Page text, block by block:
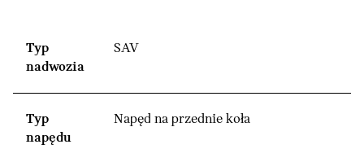
Typ
nadwozia
SAV
Typ
napędu
Napęd na przednie koła